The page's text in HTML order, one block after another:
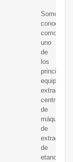
Somos
conocidos
como
uno
de
los
principales
equipos
extractores
centrífugos
de
máquinas
de
extracción
de
etanol